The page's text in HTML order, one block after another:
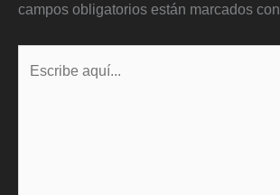
campos obligatorios están marcados con